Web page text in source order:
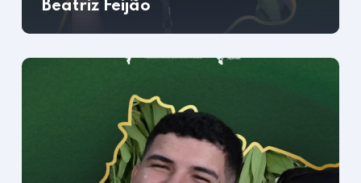
Beatriz Feijão